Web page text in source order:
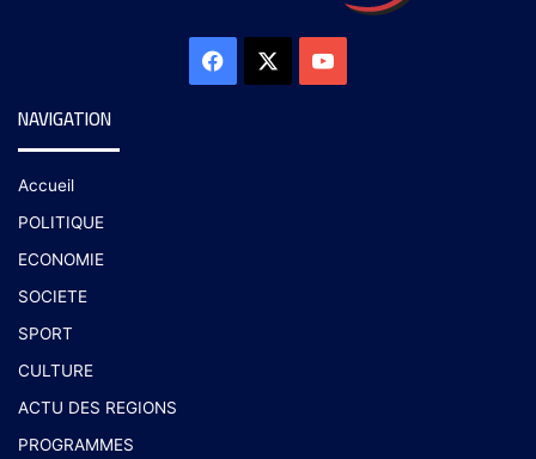
NAVIGATION
Accueil
POLITIQUE
ECONOMIE
SOCIETE
SPORT
CULTURE
ACTU DES REGIONS
PROGRAMMES